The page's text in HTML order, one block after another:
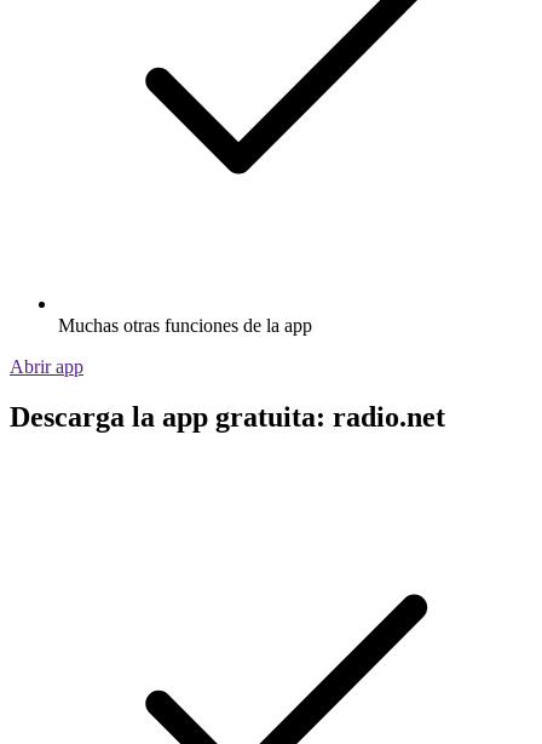
Muchas otras funciones de la app
Abrir app
Descarga la app gratuita: radio.net